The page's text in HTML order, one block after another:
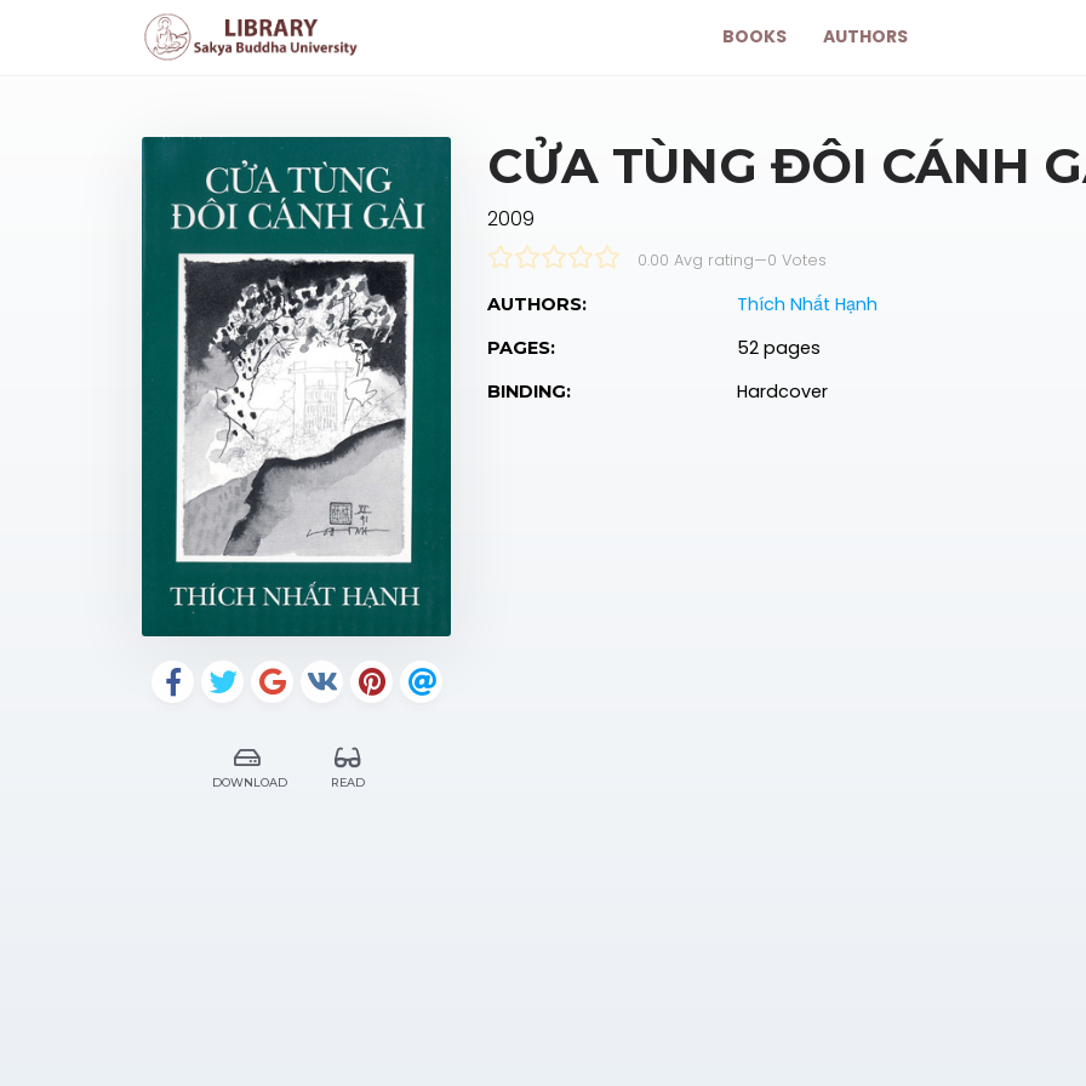
BOOKS AUTHORS
DOWNLOAD READ
CỬA TÙNG ĐÔI CÁNH
2009
0.00 Avg rating—0 Votes
AUTHORS: Thích Nhất Hạnh
PAGES: 52 pages
BINDING: Hardcover